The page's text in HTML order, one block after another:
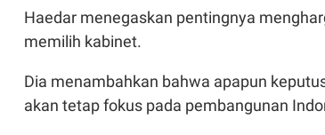
Haedar menegaskan pentingnya
memilih kabinet.
Dia menambahkan bahwa apapun
akan tetap fokus pada pembangunan